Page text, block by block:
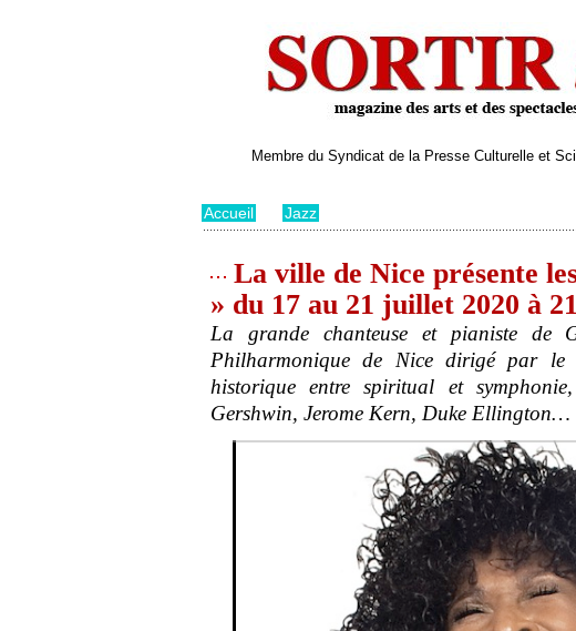
Membre du Syndicat de la Presse Culturelle et
Accueil Jazz
La ville de Nice présente
» du 17 au 21 juillet 2020 à
La grande chanteuse et pianiste de
Philharmonique de Nice dirigé par le
historique entre spiritual et
Gershwin, Jerome Kern, Duke Ellington…